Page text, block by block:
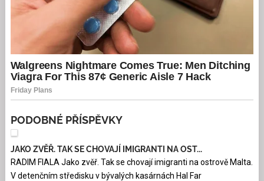
PODOBNÉ PŘÍSPĚVKY
JAKO ZVĚŘ. TAK SE CHOVAJÍ IMIGRANTI NA OST...
RADIM FIALA Jako zvěř. Tak se chovají imigranti na ostrově Malta.
V detenčním středisku v bývalých kasárnách Hal Far